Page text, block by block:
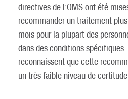
directives de l’OMS ont été
recommander un traitement
mois pour la plupart des
dans des conditions
reconnaissent que cette
un très faible niveau de